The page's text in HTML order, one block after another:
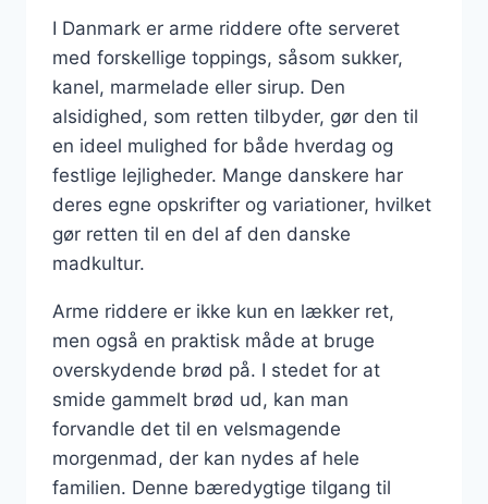
I Danmark er arme riddere ofte serveret
med forskellige toppings, såsom sukker,
kanel, marmelade eller sirup. Den
alsidighed, som retten tilbyder, gør den til
en ideel mulighed for både hverdag og
festlige lejligheder. Mange danskere har
deres egne opskrifter og variationer, hvilket
gør retten til en del af den danske
madkultur.
Arme riddere er ikke kun en lækker ret,
men også en praktisk måde at bruge
overskydende brød på. I stedet for at
smide gammelt brød ud, kan man
forvandle det til en velsmagende
morgenmad, der kan nydes af hele
familien. Denne bæredygtige tilgang til